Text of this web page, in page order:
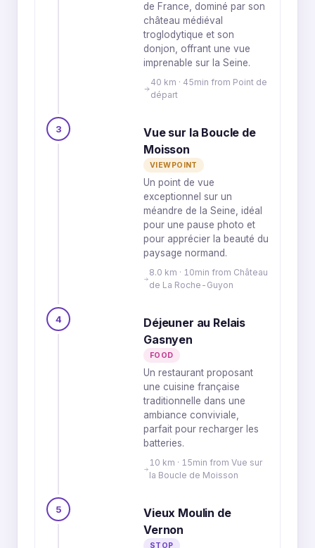
de France, dominé par son
château médiéval
troglodytique et son
donjon, offrant une vue
imprenable sur la Seine.
40 km · 45min from Point de
départ
3
Vue sur la Boucle de
Moisson
VIEWPOINT
Un point de vue
exceptionnel sur un
méandre de la Seine, idéal
pour une pause photo et
pour apprécier la beauté du
paysage normand.
8.0 km · 10min from Château
de La Roche-Guyon
4
Déjeuner au Relais
Gasnyen
FOOD
Un restaurant proposant
une cuisine française
traditionnelle dans une
ambiance conviviale,
parfait pour recharger les
batteries.
10 km · 15min from Vue sur
la Boucle de Moisson
5
Vieux Moulin de
Vernon
STOP